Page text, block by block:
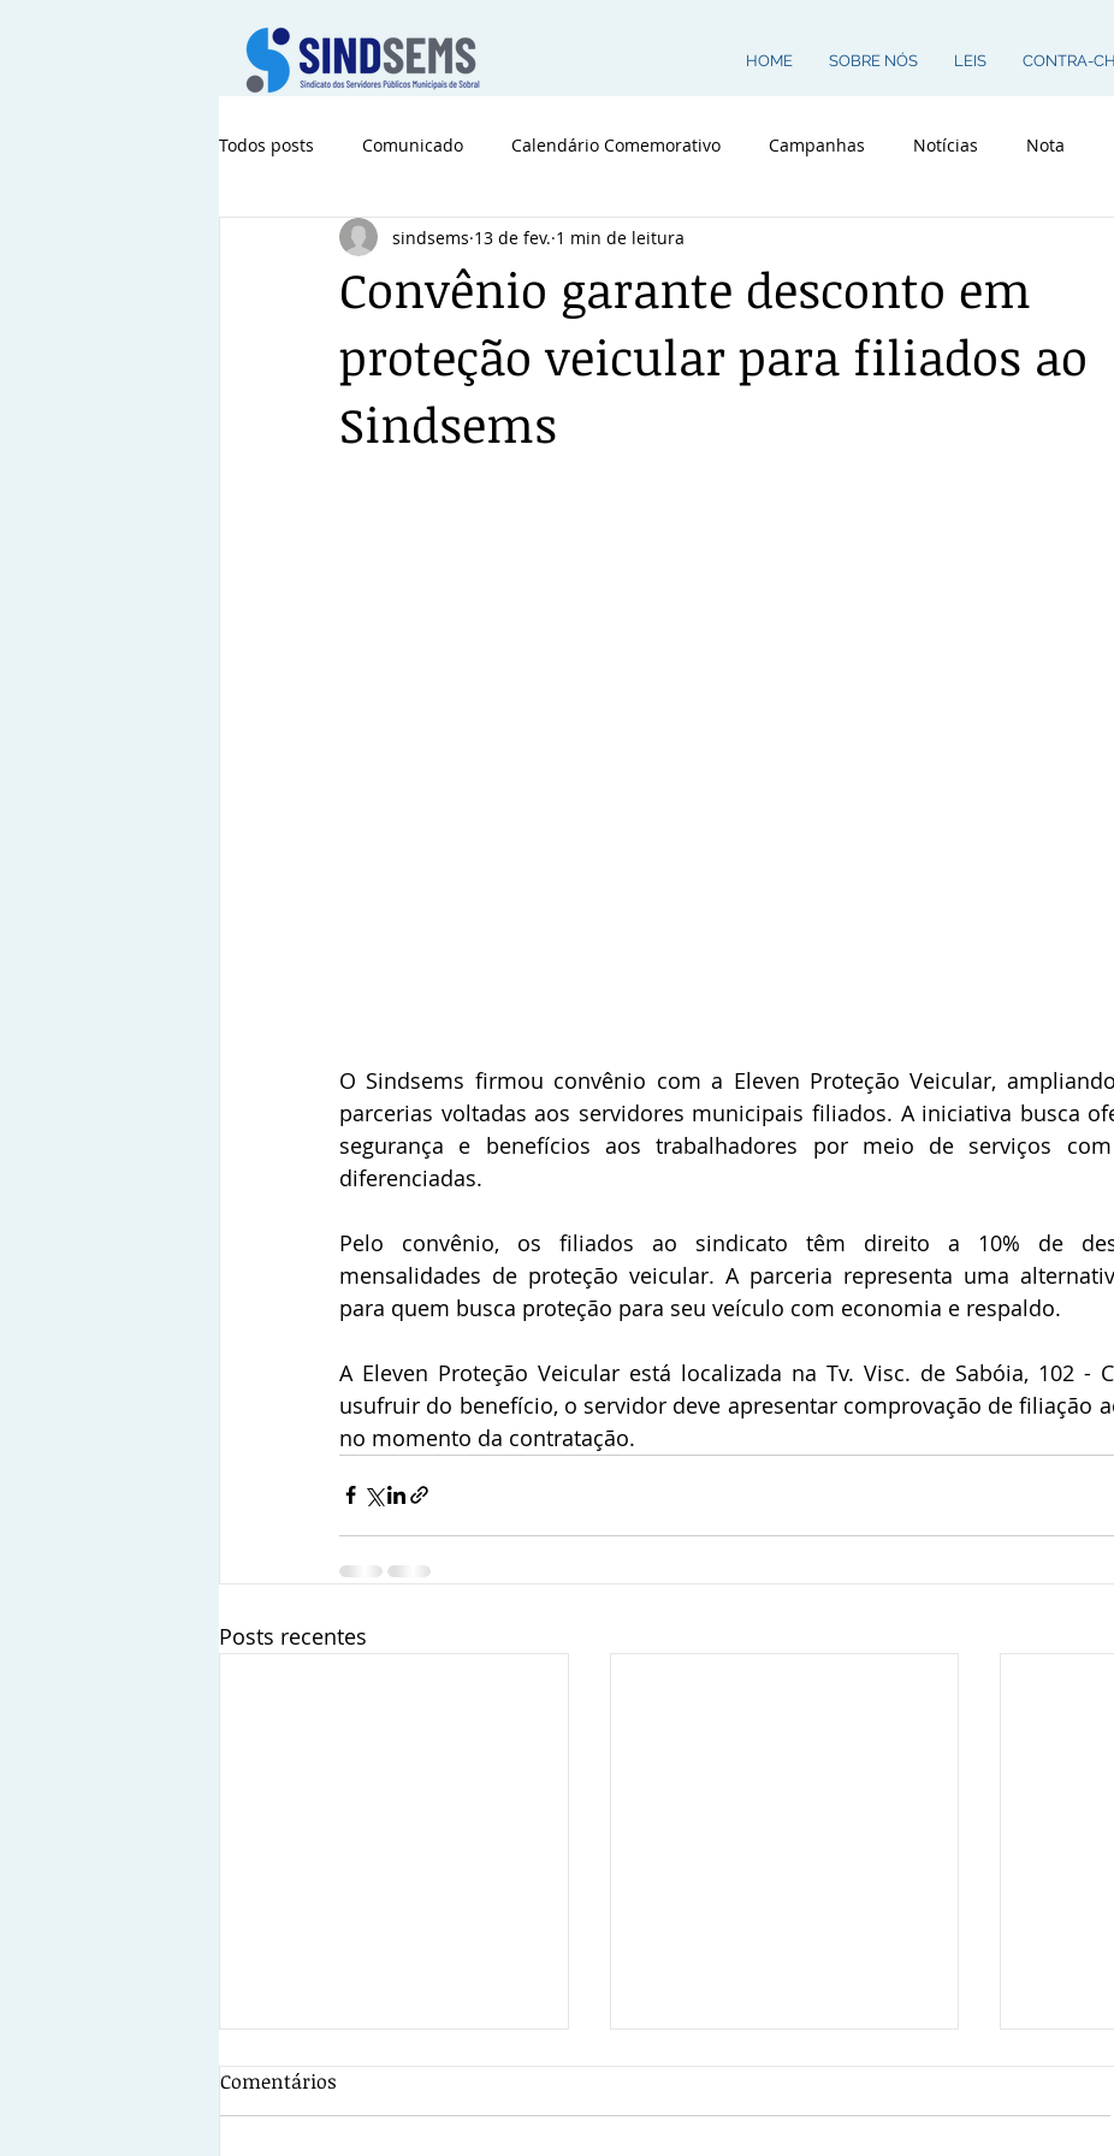
HOME SOBRE NÓS LEIS CONTRA-
Todos posts Comunicado Calendário Comemorativo Campanhas Notícias Nota
Convênio garante desconto em
proteção veicular para filiados ao
Sindsems
sindsems 13 de fev. 1 min de leitura
O Sindsems firmou convênio com a Eleven Proteção Veicular,
parcerias voltadas aos servidores municipais filiados. A iniciativa busca
segurança e benefícios aos trabalhadores por meio de serviços
diferenciadas.
Pelo convênio, os filiados ao sindicato têm direito a 10% de
mensalidades de proteção veicular. A parceria representa uma
para quem busca proteção para seu veículo com economia e respaldo.
A Eleven Proteção Veicular está localizada na Tv. Visc. de Sabóia, 102 -
usufruir do benefício, o servidor deve apresentar comprovação de filiação
no momento da contratação.
Posts recentes
Comentários